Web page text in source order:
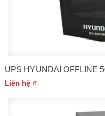
UPS HYUNDAI OFFLINE
Liên hệ